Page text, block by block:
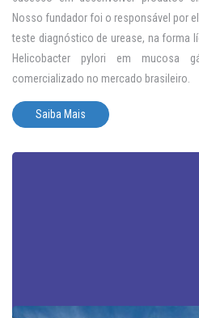
Nosso fundador foi o responsável por
teste diagnóstico de urease, na forma
Helicobacter pylori em mucosa
comercializado no mercado brasileiro.
Saiba Mais